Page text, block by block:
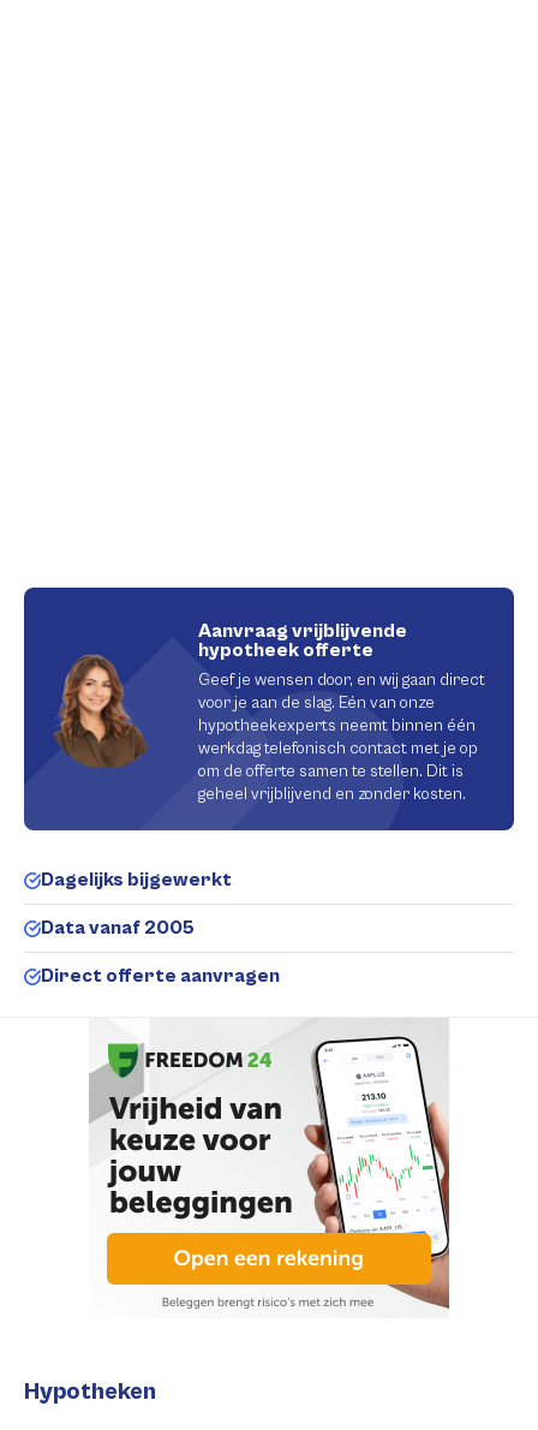
Aanvraag vrijblijvende
hypotheek offerte
Geef je wensen door, en wij gaan direct
voor je aan de slag. Eén van onze
hypotheekexperts neemt binnen één
werkdag telefonisch contact met je op
om de offerte samen te stellen. Dit is
geheel vrijblijvend en zonder kosten.
Dagelijks bijgewerkt
Data vanaf 2005
Direct offerte aanvragen
Hypotheken